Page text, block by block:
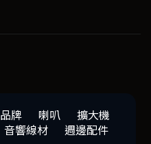
品牌 喇叭
擴大機
音響線材
週邊配件